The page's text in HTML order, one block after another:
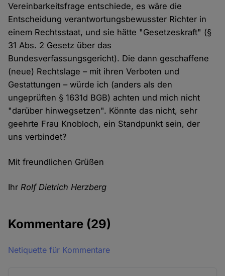
Vereinbarkeitsfrage entschiede, es wäre die
Entscheidung verantwortungsbewusster Richter in
einem Rechtsstaat, und sie hätte "Gesetzeskraft" (§
31 Abs. 2 Gesetz über das
Bundesverfassungsgericht). Die dann geschaffene
(neue) Rechtslage – mit ihren Verboten und
Gestattungen – würde ich (anders als den
ungeprüften § 1631d BGB) achten und mich nicht
"darüber hinwegsetzen". Könnte das nicht, sehr
geehrte Frau Knobloch, ein Standpunkt sein, der
uns verbindet?
Mit freundlichen Grüßen
IhrRolf Dietrich Herzberg
Kommentare (29)
Netiquette für Kommentare